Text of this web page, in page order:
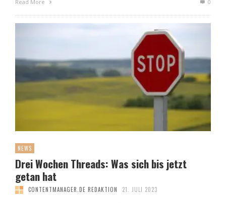
Read More 0
NEWS
Drei Wochen Threads: Was sich bis jetzt
getan hat
CONTENTMANAGER.DE REDAKTION 21. JULI 2023